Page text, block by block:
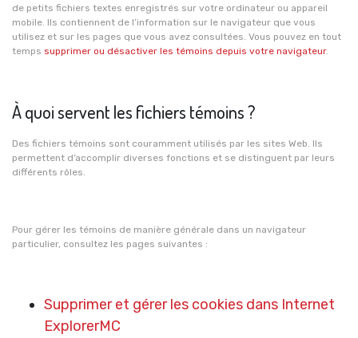
de petits fichiers textes enregistrés sur votre ordinateur ou appareil
mobile. Ils contiennent de l’information sur le navigateur que vous
utilisez et sur les pages que vous avez consultées. Vous pouvez en tout
temps supprimer ou désactiver les témoins depuis votre navigateur.
À quoi servent les fichiers témoins ?
Des fichiers témoins sont couramment utilisés par les sites Web. Ils
permettent d’accomplir diverses fonctions et se distinguent par leurs
différents rôles.
Pour gérer les témoins de manière générale dans un navigateur
particulier, consultez les pages suivantes :
Supprimer et gérer les cookies dans Internet
ExplorerMC